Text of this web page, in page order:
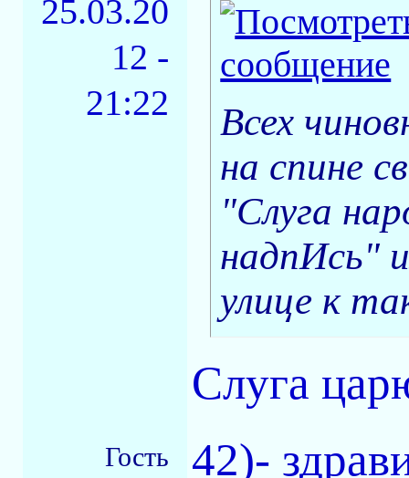
25.03.20
12 -
21:22
Всех
на спине
"Слуга
надпИсь"
улице к
Слуга
Гость
42)-